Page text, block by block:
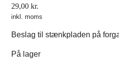
29,00 kr.
inkl. moms
Beslag til stænkpladen på
På lager